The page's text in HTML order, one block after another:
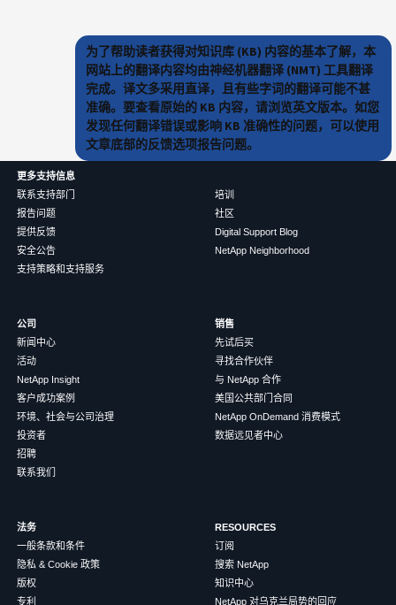
为了帮助读者获得对知识库 (KB) 内容的基本了解，本
网站上的翻译内容均由神经机器翻译 (NMT) 工具翻译
完成。译文多采用直译，且有些字词的翻译可能不甚
准确。要查看原始的 KB 内容，请浏览英文版本。如您
发现任何翻译错误或影响 KB 准确性的问题，可以使用
文章底部的反馈选项报告问题。
更多支持信息
联系支持部门
报告问题
提供反馈
安全公告
支持策略和支持服务
培训
社区
Digital Support Blog
NetApp Neighborhood
公司
新闻中心
活动
NetApp Insight
客户成功案例
环境、社会与公司治理
投资者
招聘
联系我们
销售
先试后买
寻找合作伙伴
与 NetApp 合作
美国公共部门合同
NetApp OnDemand 消费模式
数据远见者中心
法务
一般条款和条件
隐私 & Cookie 政策
版权
专利
RESOURCES
订阅
搜索 NetApp
知识中心
NetApp 对乌克兰局势的回应